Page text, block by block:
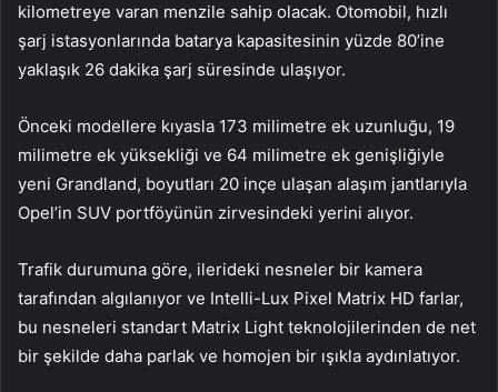
kilometreye varan menzile sahip olacak. Otomobil, hızlı
şarj istasyonlarında batarya kapasitesinin yüzde 80’ine
yaklaşık 26 dakika şarj süresinde ulaşıyor.
Önceki modellere kıyasla 173 milimetre ek uzunluğu, 19
milimetre ek yüksekliği ve 64 milimetre ek genişliğiyle
yeni Grandland, boyutları 20 inçe ulaşan alaşım jantlarıyla
Opel’in SUV portföyünün zirvesindeki yerini alıyor.
Trafik durumuna göre, ilerideki nesneler bir kamera
tarafından algılanıyor ve Intelli-Lux Pixel Matrix HD farlar,
bu nesneleri standart Matrix Light teknolojilerinden de net
bir şekilde daha parlak ve homojen bir ışıkla aydınlatıyor.